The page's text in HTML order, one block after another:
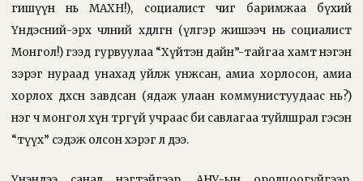
гишүүн нь МАХН!), социалист чиг баримжаа бүхий
Үндэсний-эрх чөлөөний хөдөлгөөн (үлгэр жишээч нь социалист
Монгол!) гээд гурвуулаа “Хүйтэн дайн”-тайгаа хамт нэгэн
зэрэг нураад унахад уйлж унжсан, амиа хорлосон, амиа
хорлох дөхсөн завдсан (ядаж улаан коммунистуудаас нь?)
нэг ч монгол хүн төрөөгүй учраас би савлагаа туйлшрал гэсэн
“түүх” сэдэж олсон хэрэг л дээ.